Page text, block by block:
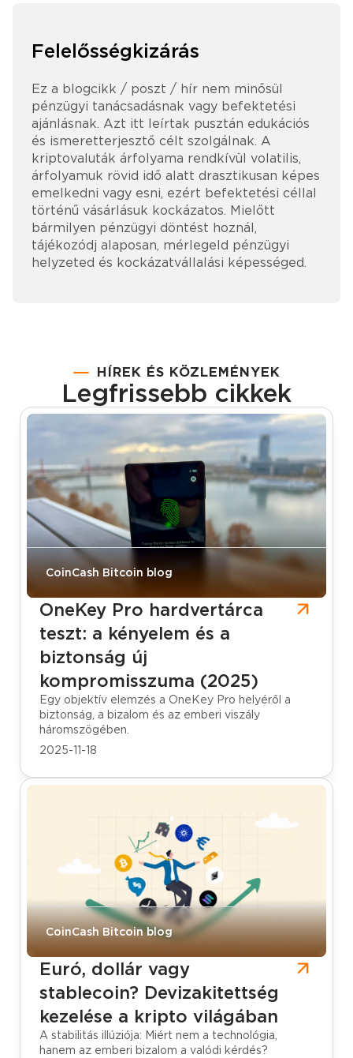
Felelősségkizárás
Ez a blogcikk / poszt / hír nem minősül
pénzügyi tanácsadásnak vagy befektetési
ajánlásnak. Azt itt leírtak pusztán edukációs
és ismeretterjesztő célt szolgálnak. A
kriptovaluták árfolyama rendkívül volatilis,
árfolyamuk rövid idő alatt drasztikusan képes
emelkedni vagy esni, ezért befektetési céllal
történű vásárlásuk kockázatos. Mielőtt
bármilyen pénzügyi döntést hoznál,
tájékozódj alaposan, mérlegeld pénzügyi
helyzeted és kockázatvállalási képességed.
HÍREK ÉS KÖZLEMÉNYEK
Legfrissebb cikkek
CoinCash Bitcoin blog
OneKey Pro hardvertárca
teszt: a kényelem és a
biztonság új
kompromisszuma (2025)
Egy objektív elemzés a OneKey Pro helyéről a
biztonság, a bizalom és az emberi viszály
háromszögében.
2025-11-18
CoinCash Bitcoin blog
Euró, dollár vagy
stablecoin? Devizakitettség
kezelése a kripto világában
A stabilitás illúziója: Miért nem a technológia,
hanem az emberi bizalom a valódi kérdés?